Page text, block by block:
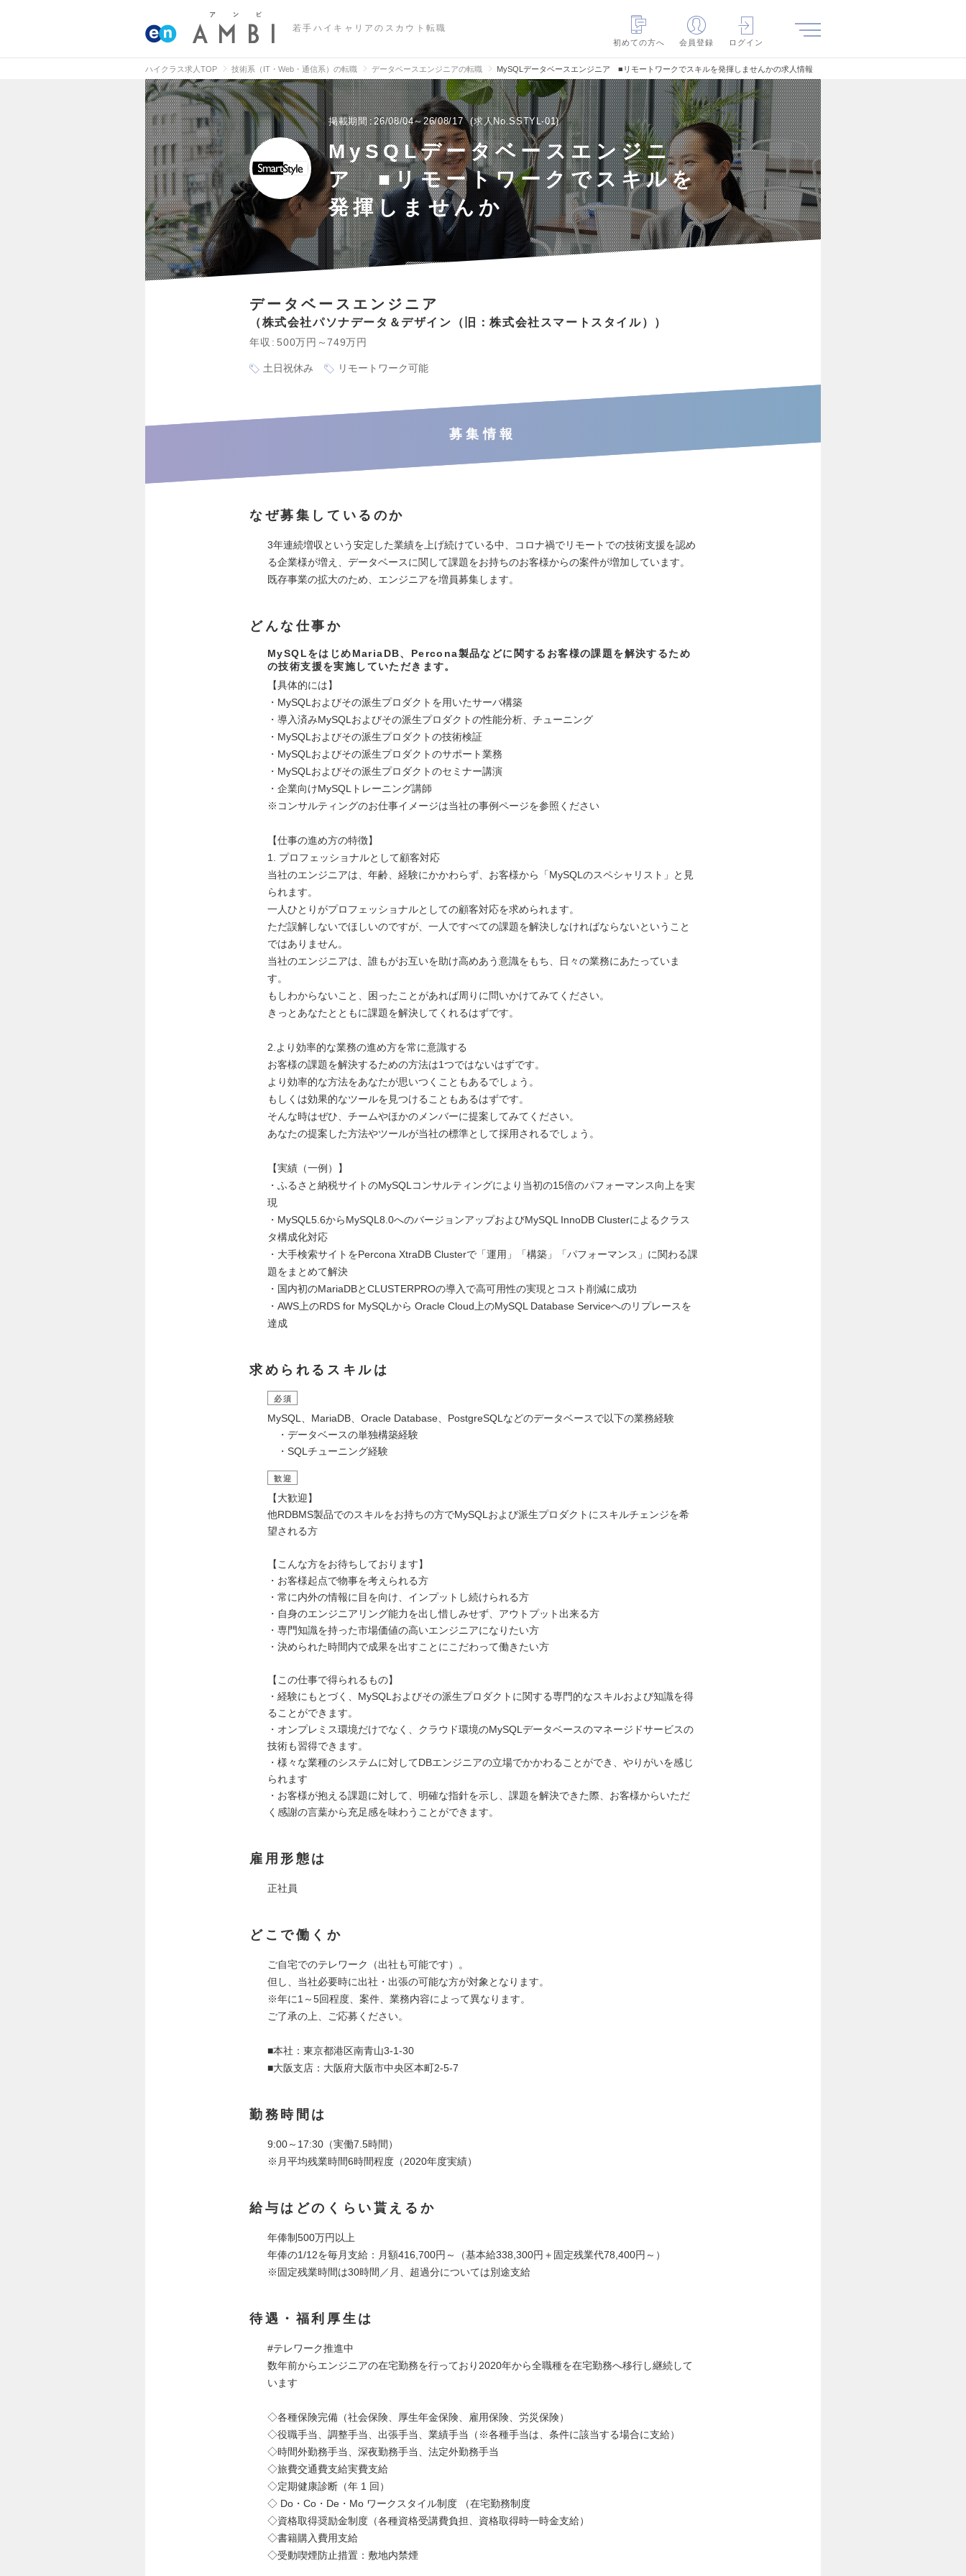
若手ハイキャリアのスカウト転職
初めての方へ
会員登録 ログイン
ハイクラス求人TOP 技術系（IT・Web・通信系）の転職 データベースエンジニアの転職 MySQLデータベースエンジニア ■リモートワークでスキルを発揮しませんかの求人情報
掲載期間 26/08/04～26/08/17 求人No.SSTYL-01
MySQLデータベースエンジニ
ア ■リモートワークでスキルを
発揮しませんか
データベースエンジニア
株式会社パソナデータ＆デザイン（旧：株式会社スマートスタイル）
年収 500万円～749万円
土日祝休み リモートワーク可能
募集情報
なぜ募集しているのか
3年連続増収という安定した業績を上げ続けている中、コロナ禍でリモートでの技術支援を認め
る企業様が増え、データベースに関して課題をお持ちのお客様からの案件が増加しています。
既存事業の拡大のため、エンジニアを増員募集します。
どんな仕事か
MySQLをはじめMariaDB、Percona製品などに関するお客様の課題を解決するため
の技術支援を実施していただきます。
【具体的には】
・MySQLおよびその派生プロダクトを用いたサーバ構築
・導入済みMySQLおよびその派生プロダクトの性能分析、チューニング
・MySQLおよびその派生プロダクトの技術検証
・MySQLおよびその派生プロダクトのサポート業務
・MySQLおよびその派生プロダクトのセミナー講演
・企業向けMySQLトレーニング講師
※コンサルティングのお仕事イメージは当社の事例ページを参照ください
【仕事の進め方の特徴】
1. プロフェッショナルとして顧客対応
当社のエンジニアは、年齢、経験にかかわらず、お客様から「MySQLのスペシャリスト」と見
られます。
一人ひとりがプロフェッショナルとしての顧客対応を求められます。
ただ誤解しないでほしいのですが、一人ですべての課題を解決しなければならないということ
ではありません。
当社のエンジニアは、誰もがお互いを助け高めあう意識をもち、日々の業務にあたっていま
す。
もしわからないこと、困ったことがあれば周りに問いかけてみてください。
きっとあなたとともに課題を解決してくれるはずです。
2.より効率的な業務の進め方を常に意識する
お客様の課題を解決するための方法は1つではないはずです。
より効率的な方法をあなたが思いつくこともあるでしょう。
もしくは効果的なツールを見つけることもあるはずです。
そんな時はぜひ、チームやほかのメンバーに提案してみてください。
あなたの提案した方法やツールが当社の標準として採用されるでしょう。
【実績（一例）】
・ふるさと納税サイトのMySQLコンサルティングにより当初の15倍のパフォーマンス向上を実
現
・MySQL5.6からMySQL8.0へのバージョンアップおよびMySQL InnoDB Clusterによるクラス
タ構成化対応
・大手検索サイトをPercona XtraDB Clusterで「運用」「構築」「パフォーマンス」に関わる課
題をまとめて解決
・国内初のMariaDBとCLUSTERPROの導入で高可用性の実現とコスト削減に成功
・AWS上のRDS for MySQLから Oracle Cloud上のMySQL Database Serviceへのリプレースを
達成
求められるスキルは
必須
MySQL、MariaDB、Oracle Database、PostgreSQLなどのデータベースで以下の業務経験
・データベースの単独構築経験
・SQLチューニング経験
歓迎
【大歓迎】
他RDBMS製品でのスキルをお持ちの方でMySQLおよび派生プロダクトにスキルチェンジを希
望される方
【こんな方をお待ちしております】
・お客様起点で物事を考えられる方
・常に内外の情報に目を向け、インプットし続けられる方
・自身のエンジニアリング能力を出し惜しみせず、アウトプット出来る方
・専門知識を持った市場価値の高いエンジニアになりたい方
・決められた時間内で成果を出すことにこだわって働きたい方
【この仕事で得られるもの】
・経験にもとづく、MySQLおよびその派生プロダクトに関する専門的なスキルおよび知識を得
ることができます。
・オンプレミス環境だけでなく、クラウド環境のMySQLデータベースのマネージドサービスの
技術も習得できます。
・様々な業種のシステムに対してDBエンジニアの立場でかかわることができ、やりがいを感じ
られます
・お客様が抱える課題に対して、明確な指針を示し、課題を解決できた際、お客様からいただ
く感謝の言葉から充足感を味わうことができます。
雇用形態は
正社員
どこで働くか
ご自宅でのテレワーク（出社も可能です）。
但し、当社必要時に出社・出張の可能な方が対象となります。
※年に1～5回程度、案件、業務内容によって異なります。
ご了承の上、ご応募ください。
■本社：東京都港区南青山3-1-30
■大阪支店：大阪府大阪市中央区本町2-5-7
勤務時間は
9:00～17:30（実働7.5時間）
※月平均残業時間6時間程度（2020年度実績）
給与はどのくらい貰えるか
年俸制500万円以上
年俸の1/12を毎月支給：月額416,700円～（基本給338,300円＋固定残業代78,400円～）
※固定残業時間は30時間／月、超過分については別途支給
待遇・福利厚生は
#テレワーク推進中
数年前からエンジニアの在宅勤務を行っており2020年から全職種を在宅勤務へ移行し継続して
います
◇各種保険完備（社会保険、厚生年金保険、雇用保険、労災保険）
◇役職手当、調整手当、出張手当、業績手当（※各種手当は、条件に該当する場合に支給）
◇時間外勤務手当、深夜勤務手当、法定外勤務手当
◇旅費交通費支給実費支給
◇定期健康診断（年 1 回）
◇ Do・Co・De・Mo ワークスタイル制度 （在宅勤務制度
◇資格取得奨励金制度（各種資格受講費負担、資格取得時一時金支給）
◇書籍購入費用支給
◇受動喫煙防止措置：敷地内禁煙